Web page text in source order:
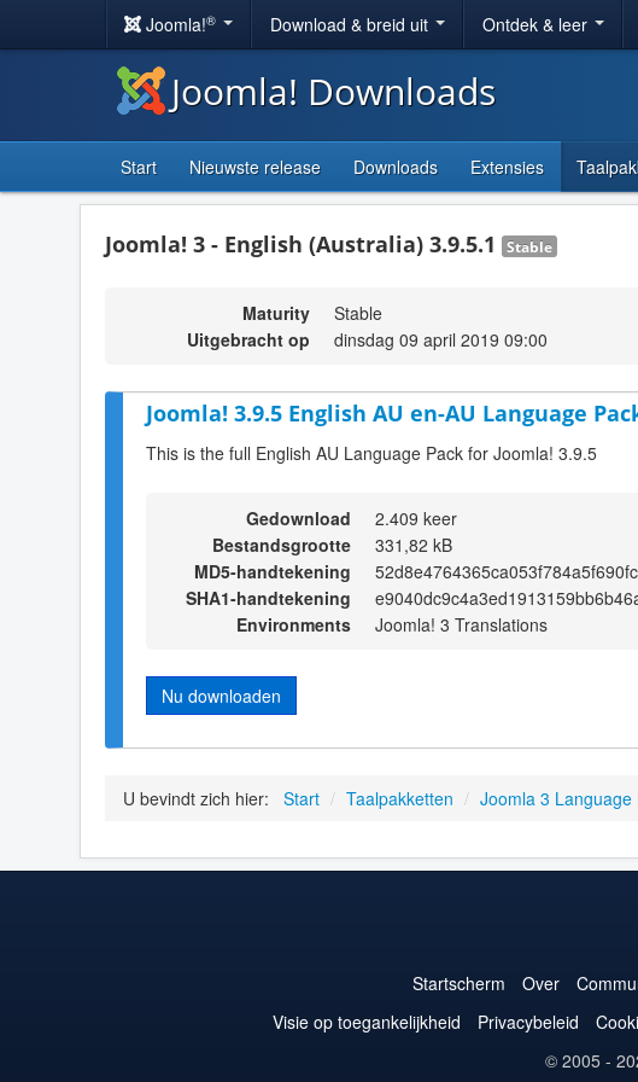
Joomla!® Download & breid uit Ontdek & leer
Joomla! Downloads
Start Nieuwste release Downloads Extensies
Joomla! 3 - English (Australia) 3.9.5.1 Stable
Maturity
Stable
Uitgebracht op
dinsdag 09 april 2019 09:00
Joomla! 3.9.5 English AU en-AU Language
This is the full English AU Language Pack for Joomla! 3.9.5
Gedownload
2.409 keer
Bestandsgrootte
331,82 kB
MD5-handtekening
SHA1-handtekening
Environments
Joomla! 3 Translations
Nu downloaden
U bevindt zich hier: Start / Taalpakketten / Joomla 3 Language
Startscherm Over
Visie op toegankelijkheid
Privacybeleid
© 2005 -